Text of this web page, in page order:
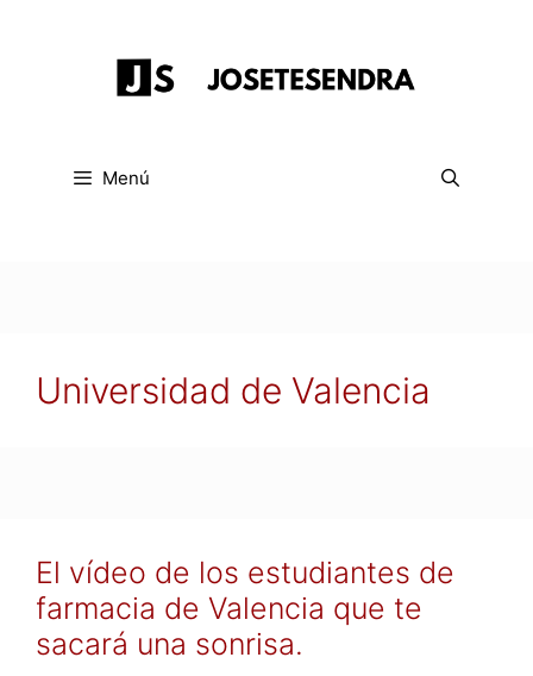
Menú
Universidad de Valencia
El vídeo de los estudiantes de
farmacia de Valencia que te
sacará una sonrisa.